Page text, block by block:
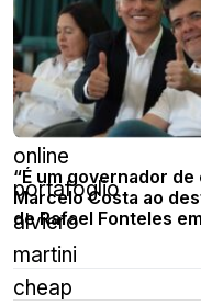
hogan
con
zeppa
handbags
online
portafoglio
alviero
martini
cheap
“É um governador de
Marcelo Costa ao
de Rafael Fonteles